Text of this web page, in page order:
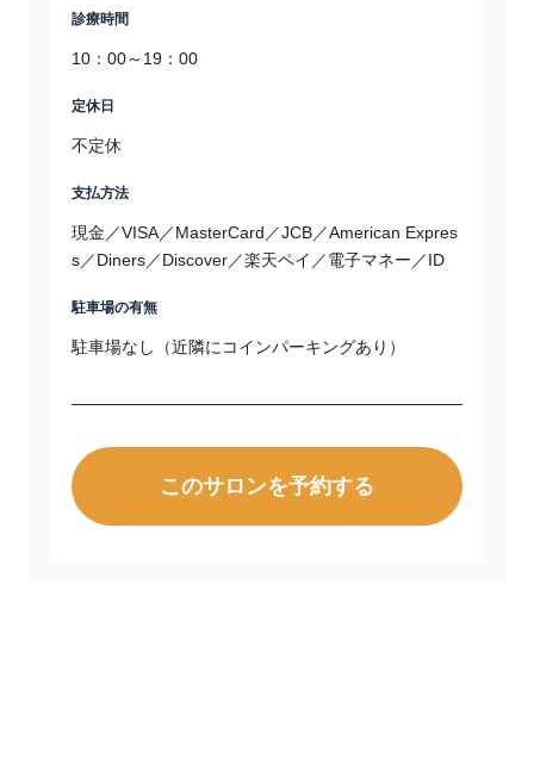
診療時間
10：00～19：00
定休日
不定休
支払方法
現金／VISA／MasterCard／JCB／American Expres
s／Diners／Discover／楽天ペイ／電子マネー／ID
駐車場の有無
駐車場なし（近隣にコインパーキングあり）
このサロンを予約する